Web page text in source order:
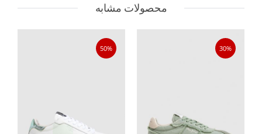
محصولات مشابه
30%
50%